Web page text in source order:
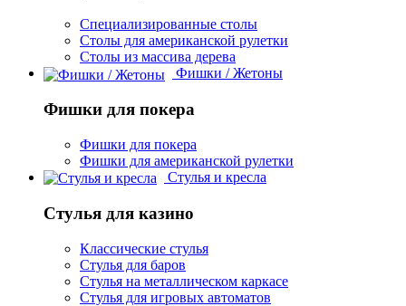
Специализированные столы
Столы для американской рулетки
Столы из массива дерева
Фишки / Жетоны
Фишки для покера
Фишки для покера
Фишки для американской рулетки
Стулья и кресла
Стулья для казино
Классические стулья
Стулья для баров
Стулья на металлическом каркасе
Стулья для игровых автоматов